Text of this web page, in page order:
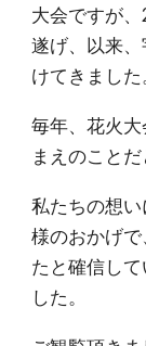
大会ですが
遂げ、以来
けてきました
毎年、花火
まえのことだ
私たちの想
様のおかげ
たと確信し
した。